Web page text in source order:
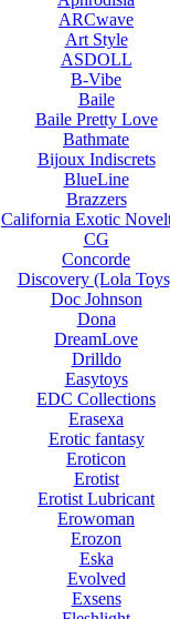
ARCwave
Art Style
ASDOLL
B-Vibe
Baile
Baile Pretty Love
Bathmate
Bijoux Indiscrets
BlueLine
Brazzers
California Exotic
CG
Concorde
Discovery (Lola
Doc Johnson
Dona
DreamLove
Drilldo
Easytoys
EDC Collections
Erasexa
Erotic fantasy
Eroticon
Erotist
Erotist Lubricant
Erowoman
Erozon
Eska
Evolved
Exsens